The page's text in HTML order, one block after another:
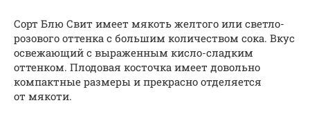
Сорт Блю Свит имеет мякоть желтого или светло-
розового оттенка с большим количеством сока. Вкус
освежающий с выраженным кисло-сладким
оттенком. Плодовая косточка имеет довольно
компактные размеры и прекрасно отделяется
от мякоти.